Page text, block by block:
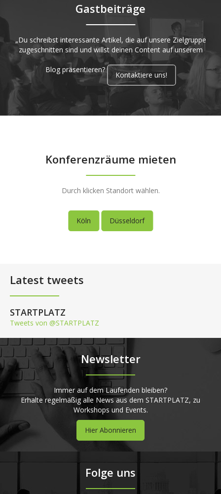
Gastbeiträge
„Du schreibst interessante Artikel, die auf unsere Zielgruppe
zugeschnitten sind und willst deinen Content auf unserem
Blog präsentieren?
Kontaktiere uns!
Konferenzräume mieten
Durch klicken Standort wählen.
Köln Düsseldorf
Latest tweets
STARTPLATZ
Tweets von @STARTPLATZ
Newsletter
Immer auf dem Laufenden bleiben?
Erhalte regelmäßig alle News aus dem STARTPLATZ, zu
Workshops und Events.
Hier Abonnieren
Folge uns